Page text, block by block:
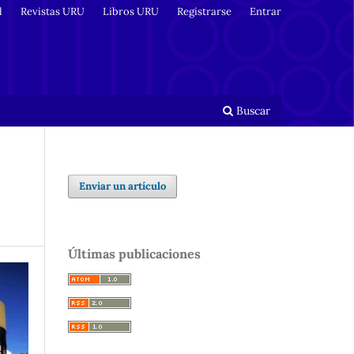
Buscar
Revistas URU Libros URU Registrarse Entrar
Enviar un artículo
Últimas publicaciones